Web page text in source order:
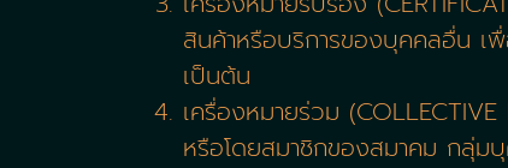
สินค้าหรือบริการของบุคคลอื่น เ
เป็นต้น
เครื่องหมายร่วม
หรือโดยสมาชิกของสมาคม กลุ่ม